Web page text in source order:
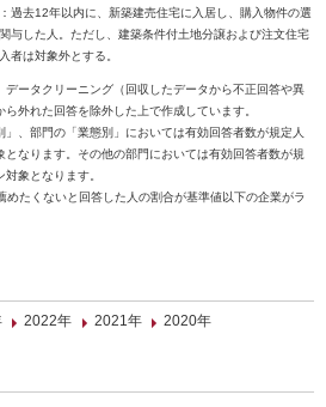
過去12年以内に、新築建売住宅に入居し、購入物件の選
与した人。ただし、建築条件付土地分譲および注文住宅
者は対象外とする。
ータクリーニング（回収したデータから不正回答や異
外れた回答を除外した上で作成しています。
、部門の「業態別」においては有効回答者数が規定人
なります。その他の部門においては有効回答者数が規
象となります。
たくないと回答した人の割合が基準値以下の企業がラ
2022年 2021年 2020年